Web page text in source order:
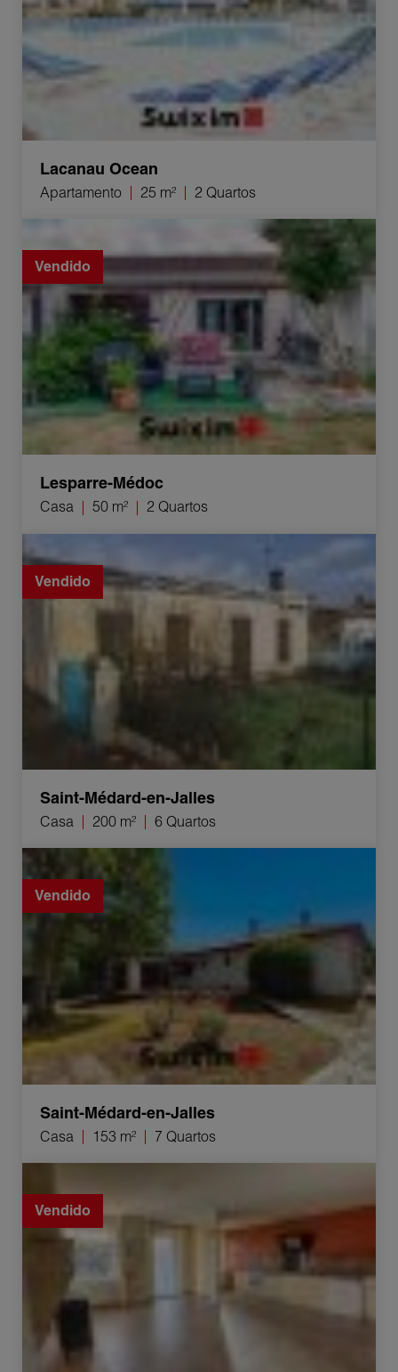
Lacanau Ocean
Apartamento 25 m² 2 Quartos
Venda Casa Lesparre-Médoc 2 Quartos 50 m²
Vendido
Lesparre-Médoc
Casa 50 m² 2 Quartos
Vendido
Saint-Médard-en-Jalles
Casa 200 m² 6 Quartos
Venda Casa Saint-Médard-en-Jalles 7 Quartos 153 m²
Vendido
Saint-Médard-en-Jalles
Casa 153 m² 7 Quartos
Vendido